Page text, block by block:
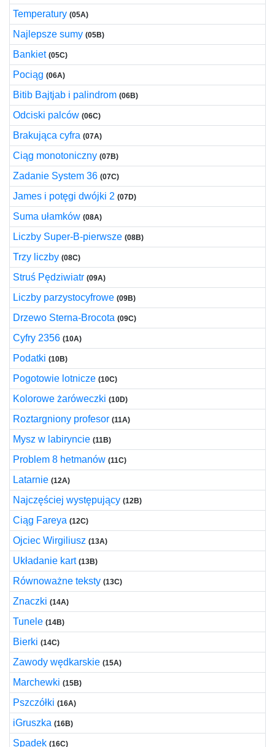
Temperatury (05A)
Najlepsze sumy (05B)
Bankiet (05C)
Pociąg (06A)
Bitib Bajtjab i palindrom (06B)
Odciski palców (06C)
Brakująca cyfra (07A)
Ciąg monotoniczny (07B)
Zadanie System 36 (07C)
James i potęgi dwójki 2 (07D)
Suma ułamków (08A)
Liczby Super-B-pierwsze (08B)
Trzy liczby (08C)
Struś Pędziwiatr (09A)
Liczby parzystocyfrowe (09B)
Drzewo Sterna-Brocota (09C)
Cyfry 2356 (10A)
Podatki (10B)
Pogotowie lotnicze (10C)
Kolorowe żaróweczki (10D)
Roztargniony profesor (11A)
Mysz w labiryncie (11B)
Problem 8 hetmanów (11C)
Latarnie (12A)
Najczęściej występujący (12B)
Ciąg Fareya (12C)
Ojciec Wirgiliusz (13A)
Układanie kart (13B)
Równoważne teksty (13C)
Znaczki (14A)
Tunele (14B)
Bierki (14C)
Zawody wędkarskie (15A)
Marchewki (15B)
Pszczółki (16A)
iGruszka (16B)
Spadek (16C)